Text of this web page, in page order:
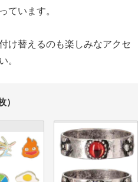
ています。
け替えるのも楽しみなアクセ
。